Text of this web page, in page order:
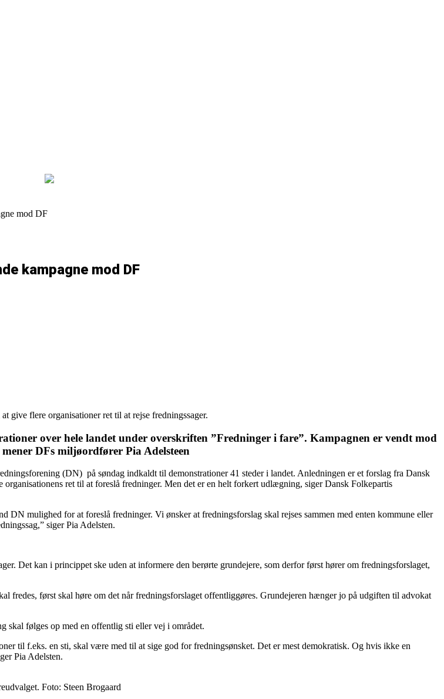
mod DF
kampagne mod DF
give flere organisationer ret til at rejse fredningssager.
over hele landet under overskriften ”Fredninger i fare”. Kampagnen er vendt mod
DFs miljøordfører Pia Adelsteen
(DN) på søndag indkaldt til demonstrationer 41 steder i landet. Anledningen er et forslag fra Dansk
ret til at foreslå fredninger. Men det er en helt forkert udlægning, siger Dansk Folkepartis
mulighed for at foreslå fredninger. Vi ønsker at fredningsforslag skal rejses sammen med enten kommune eller
siger Pia Adelsten.
Det kan i princippet ske uden at informere den berørte grundejere, som derfor først hører om fredningsforslaget,
fredes, først skal høre om det når fredningsforslaget offentliggøres. Grundejeren hænger jo på udgiften til advokat
skal følges op med en offentlig sti eller vej i området.
til f.eks. en sti, skal være med til at sige god for fredningsønsket. Det er mest demokratisk. Og hvis ikke en
Pia Adelsten.
Foto: Steen Brogaard